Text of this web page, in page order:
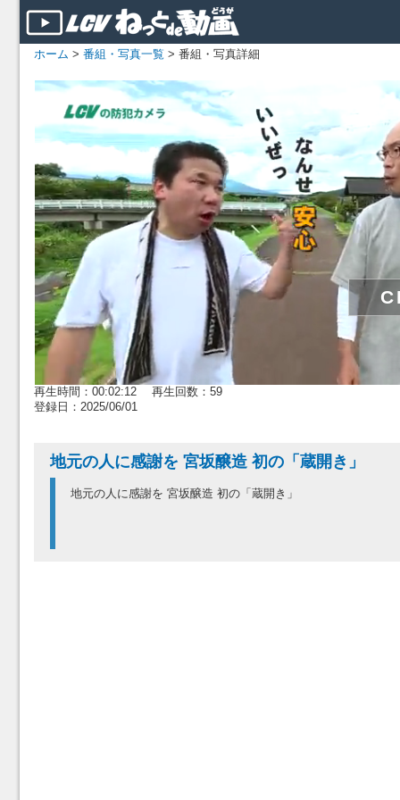
ホーム > 番組・写真一覧 > 番組・写真詳細
再生時間：00:02:12 再生回数：59
登録日：2025/06/01
地元の人に感謝を 宮坂醸造 初の「蔵開き」
地元の人に感謝を 宮坂醸造 初の「蔵開き」